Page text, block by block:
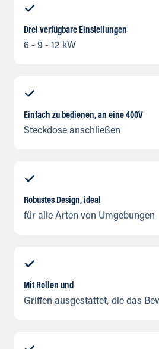
Drei verfügbare Einstellungen
6 - 9 - 12 kW
Einfach zu bedienen, an eine 400V
Steckdose anschließen
Robustes Design, ideal
für alle Arten von Umgebungen
Mit Rollen und
Griffen ausgestattet, die das